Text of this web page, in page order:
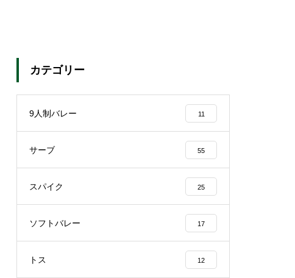
カテゴリー
9人制バレー 11
サーブ 55
スパイク 25
ソフトバレー 17
トス 12